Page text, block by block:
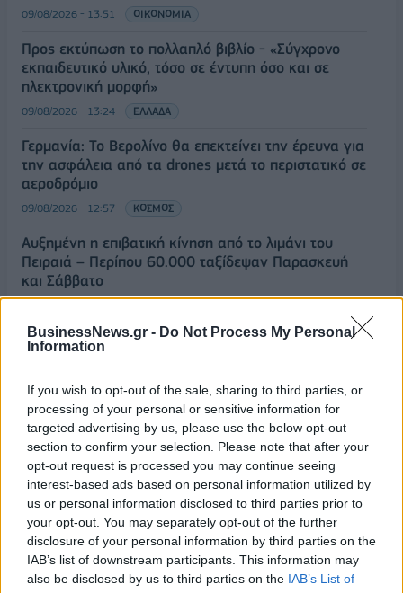
BusinessNews.gr - Do Not Process My Personal
Information
If you wish to opt-out of the sale, sharing to third parties, or
processing of your personal or sensitive information for
targeted advertising by us, please use the below opt-out
section to confirm your selection. Please note that after your
opt-out request is processed you may continue seeing
interest-based ads based on personal information utilized by
us or personal information disclosed to third parties prior to
your opt-out. You may separately opt-out of the further
disclosure of your personal information by third parties on the
IAB’s list of downstream participants. This information may
also be disclosed by us to third parties on the IAB’s List of
09/08/2026 - 13:51 ΟΙΚΟΝΟΜΙΑ
Προς εκτύπωση το πολλαπλό βιβλίο - «Σύγχρονο
εκπαιδευτικό υλικό, τόσο σε έντυπη όσο και σε
ηλεκτρονική μορφή»
09/08/2026 - 13:24 ΕΛΛΑΔΑ
Γερμανία: Το Βερολίνο θα επεκτείνει την έρευνα για
την ασφάλεια από τα drones μετά το περιστατικό σε
αεροδρόμιο
09/08/2026 - 12:57 ΚΟΣΜΟΣ
Αυξημένη η επιβατική κίνηση από το λιμάνι του
Πειραιά – Περίπου 60.000 ταξίδεψαν Παρασκευή
και Σάββατο
Από τη Δυτική Αττική στη Νότια Γαλλία : Οι εμπειρίες
09/08/2026 - 12:08
Δεύτερη πηγή εισοδήματος για τους επαγγελματίες
ψαράδες ο αλιευτικός τουρισμός
09/08/2026 - 12:08 ΤΟΥΡΙΣΜΟΣ
Τ. Θεοδωρικάκος: Η ενίσχυση της βιομηχανίας
διασφαλίζει την ανάπτυξη, την ασφάλεια και
καλύτερους μισθούς
09/08/2026 - 11:43 ΠΟΛΙΤΙΚΗ